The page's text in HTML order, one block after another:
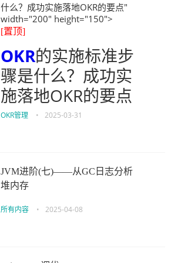
什么？成功实施落地OKR的要点"
width="200" height="150">
[置顶]
OKR的实施标准步
骤是什么？成功实
施落地OKR的要点
OKR管理 • 2025-03-31
JVM进阶(七)——从GC日志分析
堆内存
所有内容 • 2025-04-08